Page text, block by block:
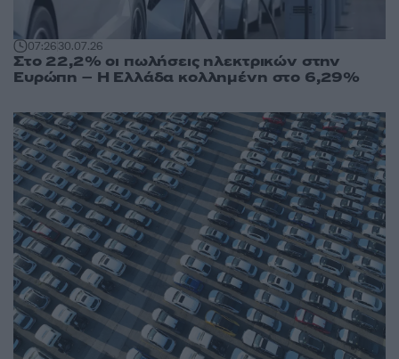
07:2630.07.26
Στο 22,2% οι πωλήσεις ηλεκτρικών στην
Ευρώπη – Η Ελλάδα κολλημένη στο 6,29%